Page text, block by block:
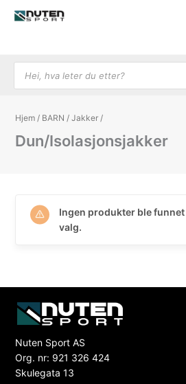
rett
Products search
Hjem / BARN /Jakker /
Dun/Isolasjonsjakker
Ingen produkter ble
valg.
Nuten Sport AS
Org. nr: 921 326 424
Skulegata 13